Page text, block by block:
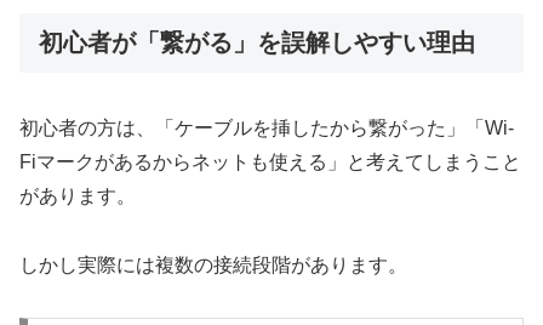
初心者が「繋がる」を誤解しやすい理由
初心者の方は、「ケーブルを挿したから繋がった」「Wi-
Fiマークがあるからネットも使える」と考えてしまうこと
があります。
しかし実際には複数の接続段階があります。